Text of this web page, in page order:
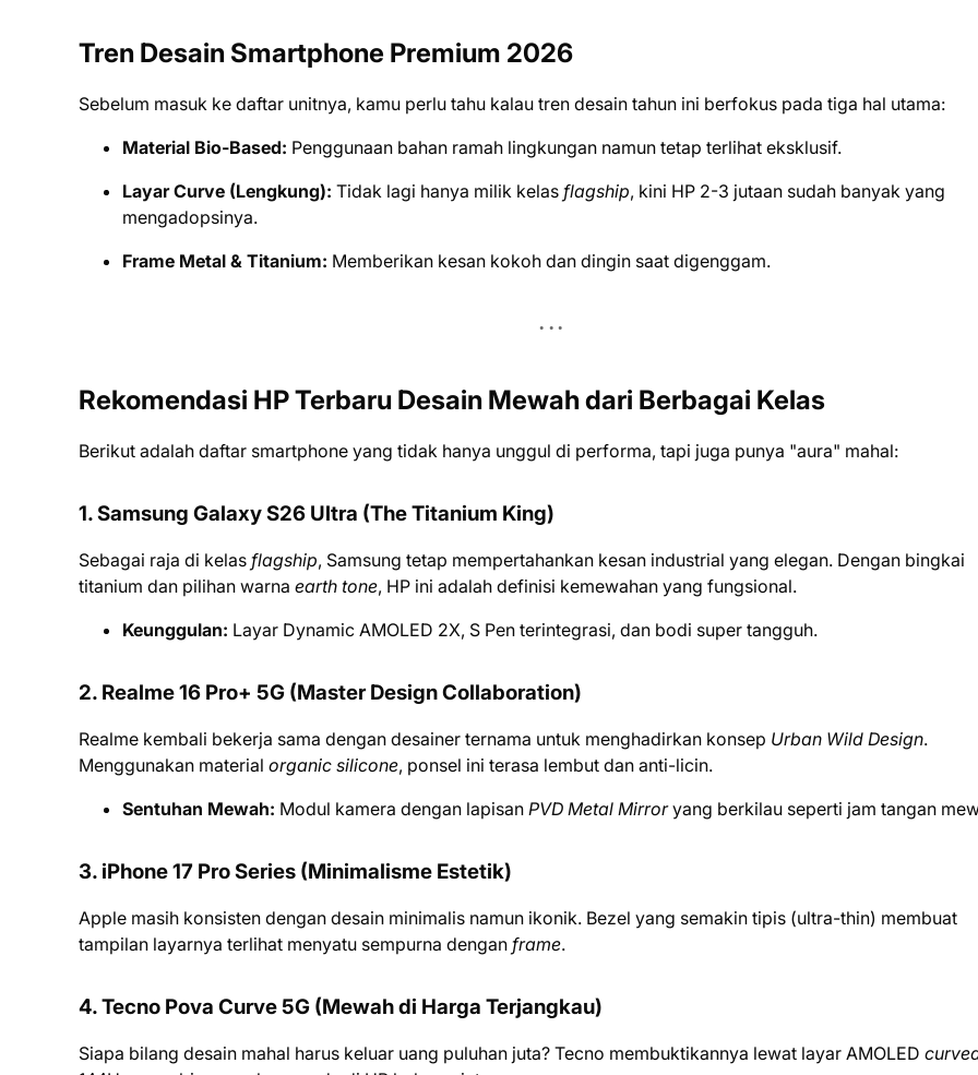
Tren Desain Smartphone Premium 2026
Sebelum masuk ke daftar unitnya, kamu perlu tahu kalau tren desain tahun ini berfokus pada tiga hal utama:
Material Bio-Based: Penggunaan bahan ramah lingkungan namun tetap terlihat eksklusif.
Layar Curve (Lengkung): Tidak lagi hanya milik kelas flagship, kini HP 2-3 jutaan sudah banyak yang
mengadopsinya.
Frame Metal & Titanium: Memberikan kesan kokoh dan dingin saat digenggam.
Rekomendasi HP Terbaru Desain Mewah dari Berbagai Kelas
Berikut adalah daftar smartphone yang tidak hanya unggul di performa, tapi juga punya "aura" mahal:
1. Samsung Galaxy S26 Ultra (The Titanium King)
Sebagai raja di kelas flagship, Samsung tetap mempertahankan kesan industrial yang elegan. Dengan bingkai
titanium dan pilihan warna earth tone, HP ini adalah definisi kemewahan yang fungsional.
Keunggulan: Layar Dynamic AMOLED 2X, S Pen terintegrasi, dan bodi super tangguh.
2. Realme 16 Pro+ 5G (Master Design Collaboration)
Realme kembali bekerja sama dengan desainer ternama untuk menghadirkan konsep Urban Wild Design.
Menggunakan material organic silicone, ponsel ini terasa lembut dan anti-licin.
Sentuhan Mewah: Modul kamera dengan lapisan PVD Metal Mirroryang berkilau seperti jam tangan
3. iPhone 17 Pro Series (Minimalisme Estetik)
Apple masih konsisten dengan desain minimalis namun ikonik. Bezel yang semakin tipis (ultra-thin) membuat
tampilan layarnya terlihat menyatu sempurna dengan frame.
4. Tecno Pova Curve 5G (Mewah di Harga Terjangkau)
Siapa bilang desain mahal harus keluar uang puluhan juta? Tecno membuktikannya lewat layar AMOLED